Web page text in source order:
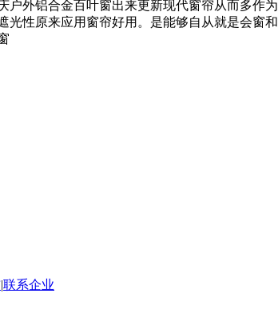
外铝合金百叶窗出来更新现代窗帘从而多作
性原来应用窗帘好用。是能够自从就是会窗
|联系企业